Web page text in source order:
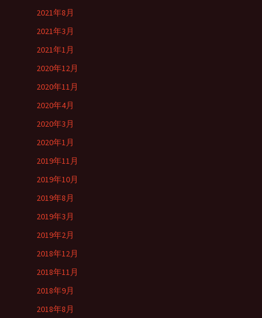
2021年8月
2021年3月
2021年1月
2020年12月
2020年11月
2020年4月
2020年3月
2020年1月
2019年11月
2019年10月
2019年8月
2019年3月
2019年2月
2018年12月
2018年11月
2018年9月
2018年8月